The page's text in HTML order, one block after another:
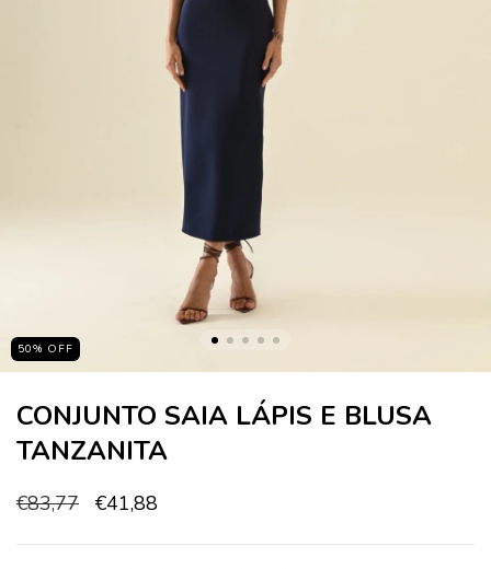
50% OFF
CONJUNTO SAIA LÁPIS E BLUSA
TANZANITA
€83,77 €41,88